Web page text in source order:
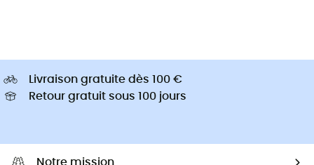
Livraison gratuite dès 100 €
Retour gratuit sous 100 jours
Notre mission